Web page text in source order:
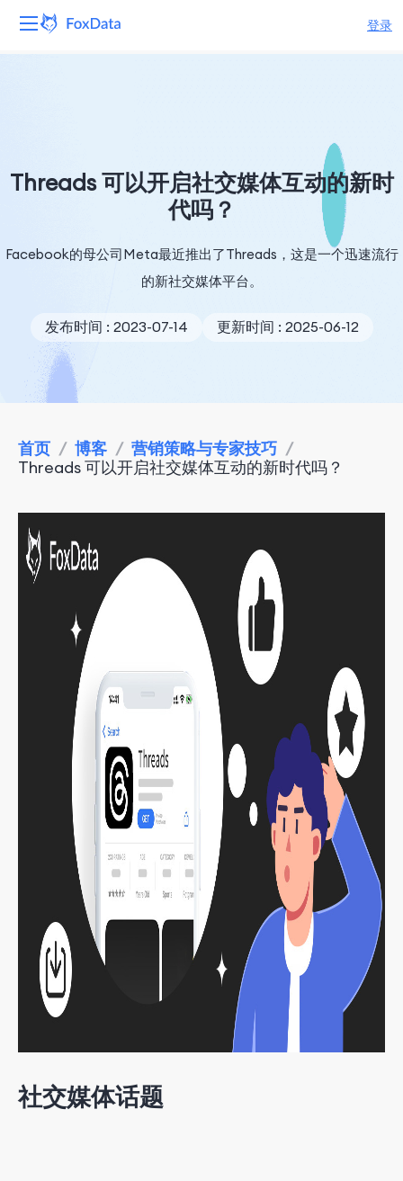
登录
定价
Threads 可以开启社交媒体互动的新时
代吗？
Facebook的母公司Meta最近推出了Threads，这是一个迅速流行
的新社交媒体平台。
发布时间 : 2023-07-14 更新时间 : 2025-06-12
首页 / 博客 / 营销策略与专家技巧 /
Threads 可以开启社交媒体互动的新时代吗？
社交媒体话题